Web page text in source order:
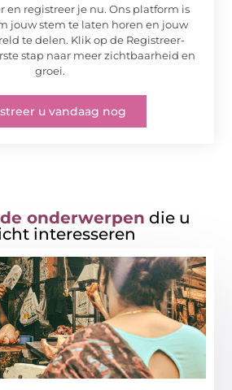
en registreer je nu. Ons platform is
jouw stem te laten horen en jouw
te delen. Klik op de Registreer-
stap naar meer zichtbaarheid en
groei.
u vandaag nog
onderwerpen die u
interesseren